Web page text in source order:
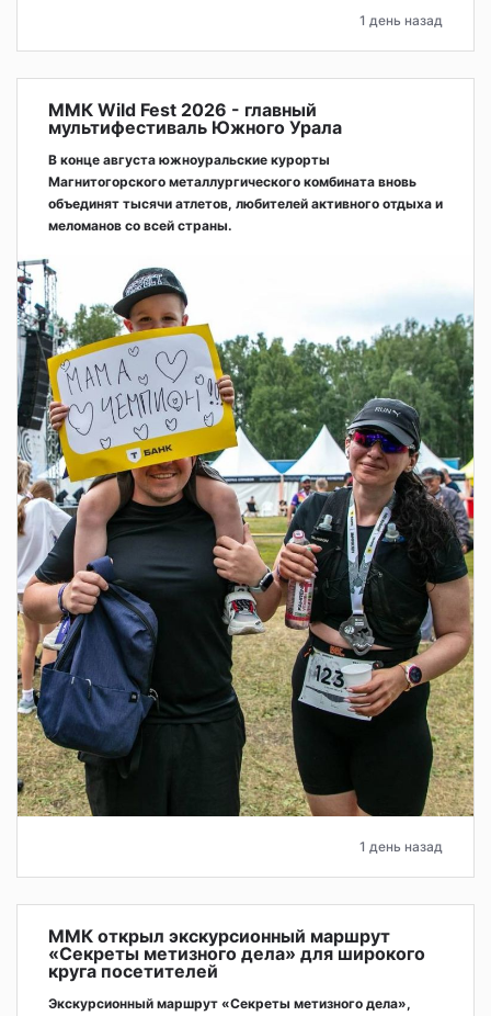
1 день назад
ММК Wild Fest 2026 - главный
мультифестиваль Южного Урала
В конце августа южноуральские курорты
Магнитогорского металлургического комбината вновь
объединят тысячи атлетов, любителей активного отдыха и
меломанов со всей страны.
1 день назад
ММК открыл экскурсионный маршрут
«Секреты метизного дела» для широкого
круга посетителей
Экскурсионный маршрут «Секреты метизного дела»,